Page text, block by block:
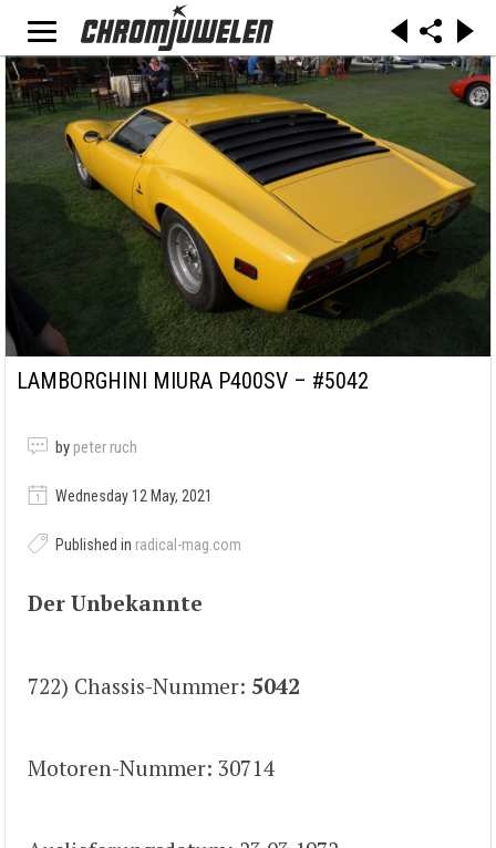
LAMBORGHINI MIURA P400SV – #5042
by peter ruch
Wednesday 12 May, 2021
Published in radical-mag.com
Der Unbekannte
722) Chassis-Nummer: 5042
Motoren-Nummer: 30714